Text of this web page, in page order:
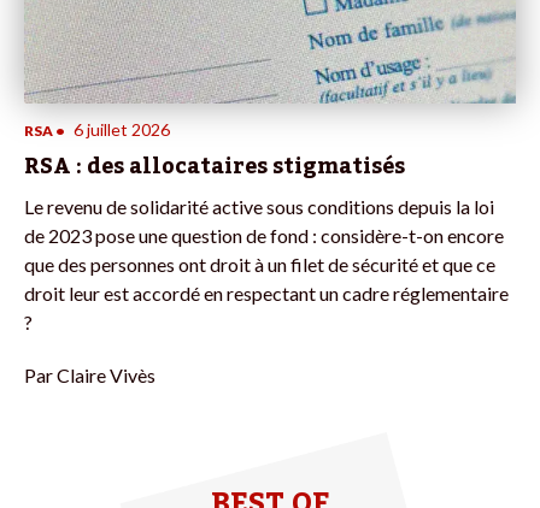
RSA • 6 juillet 2026
RSA : des allocataires stigmatisés
Le revenu de solidarité active sous conditions depuis la loi
de 2023 pose une question de fond : considère-t-on encore
que des personnes ont droit à un filet de sécurité et que ce
droit leur est accordé en respectant un cadre réglementaire
?
ParClaire Vivès